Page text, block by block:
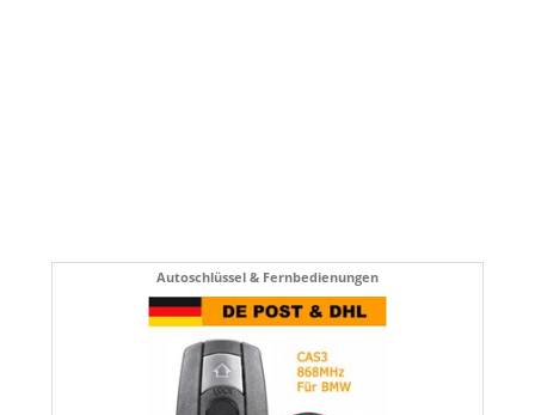
Autoschlüssel & Fernbedienungen